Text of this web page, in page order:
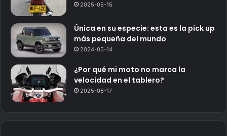
2025-05-15
Única en su especie: esta es la pick up
más pequeña del mundo
2024-05-14
¿Por qué mi moto no marca la
velocidad en el tablero?
2025-06-17